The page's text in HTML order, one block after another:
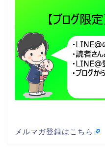
メルマガ登録はこちら